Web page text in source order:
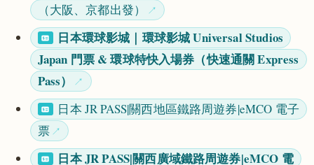
（大阪、京都出發）
日本環球影城｜環球影城 Universal Studios
Japan 門票 & 環球特快入場券（快速通關 Express
Pass）
日本 JR PASS|關西地區鐵路周遊券|eMCO 電子
票
日本 JR PASS|關西廣域鐵路周遊券|eMCO 電